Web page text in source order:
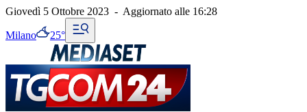
Giovedì 5 Ottobre 2023 - Aggiornato alle 16:28
Milano 25°